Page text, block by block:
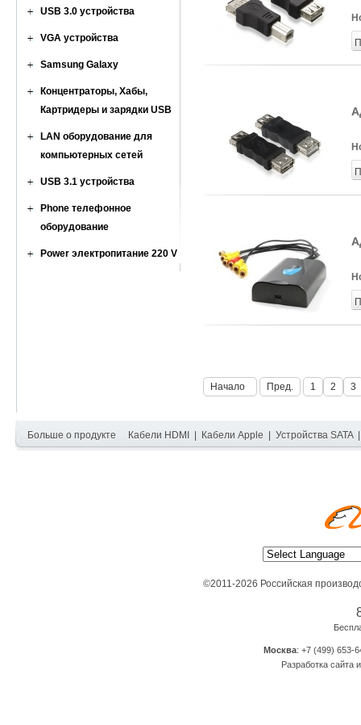
USB 3.0 устройства
VGA устройства
Samsung Galaxy
Концентраторы, Хабы,
Картридеры и зарядки USB
LAN оборудование для
компьютерных сетей
USB 3.1 устройства
Phone телефонное
оборудование
Power электропитание 220 V
Начало Пред. 1 2 3
Больше о продукте Кабели HDMI Кабели Apple Устройства SATA
©2011-2026 Российская
Москва: +7 (499) 653-
Разработка сайта